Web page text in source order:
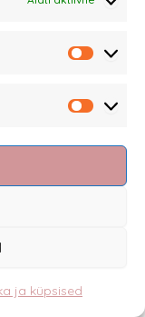
ja küpsised